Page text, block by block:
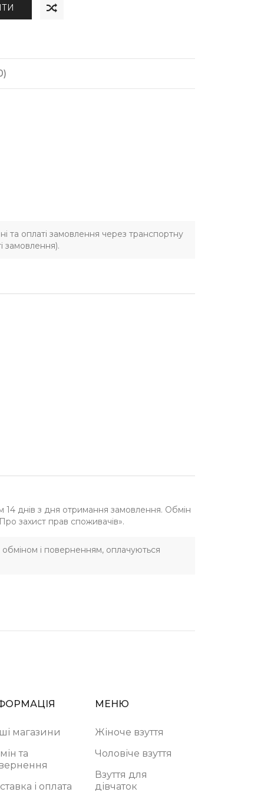
та оплаті замовлення через транспортну
замовлення).
днів з дня отримання замовлення. Обмін
захист прав споживачів».
обміном і поверненням, оплачуються
магазини
та
і оплата
МЕНЮ
Жіноче взуття
Чоловіче взуття
Взуття для
дівчаток